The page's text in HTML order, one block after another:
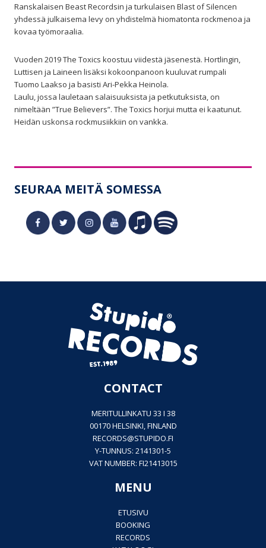
Ranskalaisen Beast Recordsin ja turkulaisen Blast of Silencen
yhdessä julkaisema levy on yhdistelmä hiomatonta rockmenoa ja
kovaa työmoraalia.
Vuoden 2019 The Toxics koostuu viidestä jäsenestä. Hortlingin,
Luttisen ja Laineen lisäksi kokoonpanoon kuuluvat rumpali
Tuomo Laakso ja basisti Ari-Pekka Heinola.
Laulu, jossa lauletaan salaisuuksista ja petkutuksista, on
nimeltään ”True Believers”. The Toxics horjui mutta ei kaatunut.
Heidän uskonsa rockmusiikkiin on vankka.
SEURAA MEITÄ SOMESSA
CONTACT
MERITULLINKATU 33 I 38
00170 HELSINKI, FINLAND
RECORDS@STUPIDO.FI
Y-TUNNUS: 2141301-5
VAT NUMBER: FI21413015
MENU
ETUSIVU
BOOKING
RECORDS